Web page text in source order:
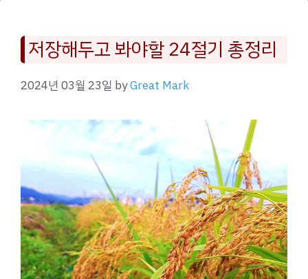
저장해두고 봐야할 24절기 총정리
2024년 03월 23일 byGreat Mark